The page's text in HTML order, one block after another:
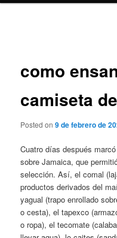
como
camiseta
Posted on9 de febrero de
Cuatro días después
sobre Jamaica, que
selección. Así, el comal
productos derivados del
yagual (trapo enrollado
o cesta), el tapexco
o ropa), el tecomate